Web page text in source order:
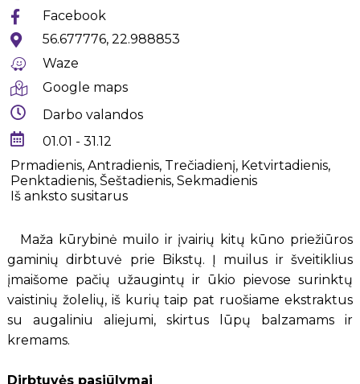
Facebook
56.677776, 22.988853
Waze
Google maps
Darbo valandos
01.01 - 31.12
Prmadienis, Antradienis, Trečiadienį, Ketvirtadienis,
Penktadienis, Šeštadienis, Sekmadienis
Iš anksto susitarus
Maža kūrybinė muilo ir įvairių kitų kūno priežiūros
gaminių dirbtuvė prie Bikstų. Į muilus ir šveitiklius
įmaišome pačių užaugintų ir ūkio pievose surinktų
vaistinių žolelių, iš kurių taip pat ruošiame ekstraktus
su augaliniu aliejumi, skirtus lūpų balzamams ir
kremams.
Dirbtuvės pasiūlymai